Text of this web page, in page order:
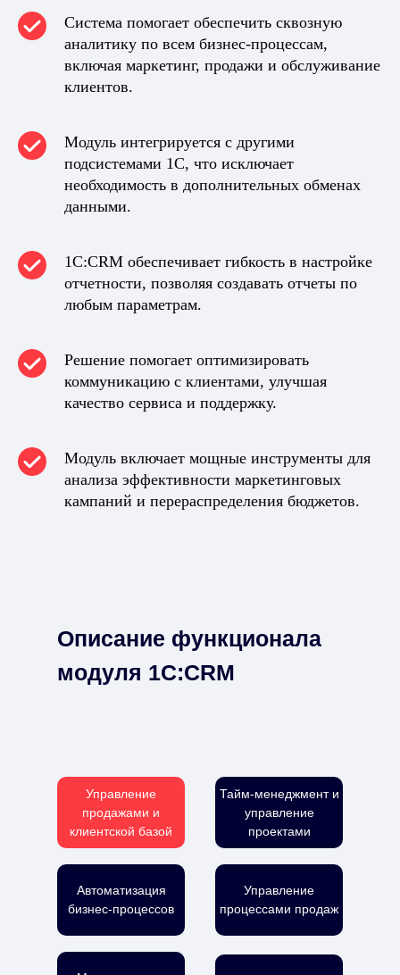
Система помогает обеспечить сквозную
аналитику по всем бизнес-процессам,
включая маркетинг, продажи и обслуживание
клиентов.
Модуль интегрируется с другими
подсистемами 1C, что исключает
необходимость в дополнительных обменах
данными.
1C:CRM обеспечивает гибкость в настройке
отчетности, позволяя создавать отчеты по
любым параметрам.
Решение помогает оптимизировать
коммуникацию с клиентами, улучшая
качество сервиса и поддержку.
Модуль включает мощные инструменты для
анализа эффективности маркетинговых
кампаний и перераспределения бюджетов.
Описание функционала
модуля 1C:CRM
Управление
продажами и
клиентской базой
Автоматизация
бизнес-процессов
Тайм-менеджмент и
управление
проектами
Управление
процессами продаж